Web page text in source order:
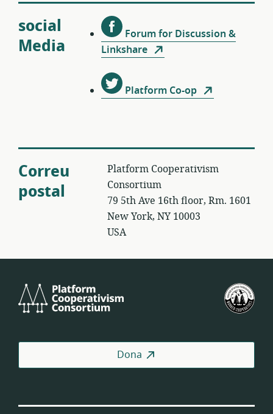
social
Media
Forum for Discussion &
Linkshare
Platform Co-op
Correu
postal
Platform Cooperativism
Consortium
79 5th Ave 16th floor, Rm. 1601
New York, NY 10003
USA
Cooperativism
Dona